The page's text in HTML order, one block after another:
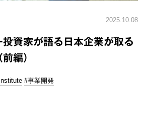
2025.10.08
投資家が語る日本企業が取る
編）
#事業開発